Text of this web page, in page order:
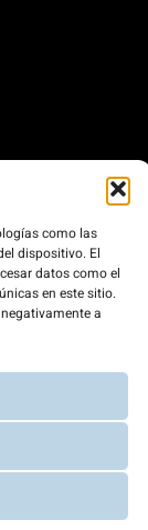
como las
dispositivo. El
datos como el
en este sitio.
a
energías